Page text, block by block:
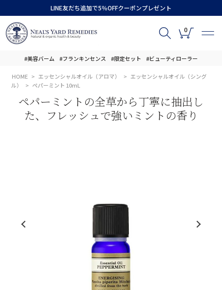
LINE友だち追加で5％OFFクーポンプレゼント
0
#美容バーム #フランキンセンス #限定セット #ビューティローラー
HOME エッセンシャルオイル（アロマ）
エッセンシャルオイル（シング
ル）
ペパーミント 10mL
ペパーミントの全草から丁寧に抽出し
た、フレッシュで強いミントの香り